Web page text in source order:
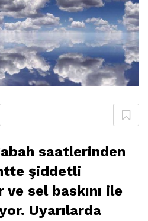
saatlerinden
şiddetli
sel baskını ile
Uyarılarda